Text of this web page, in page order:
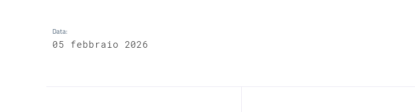
Data:
05 febbraio 2026